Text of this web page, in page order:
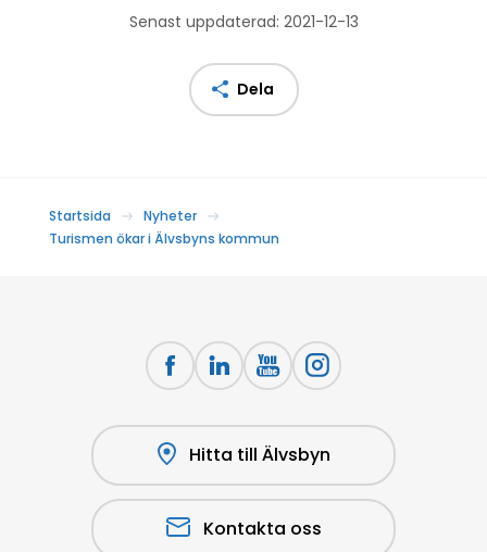
Senast uppdaterad: 2021-12-13
Dela
Startsida
Nyheter
Turismen ökar i Älvsbyns kommun
Hitta till Älvsbyn
Kontakta oss